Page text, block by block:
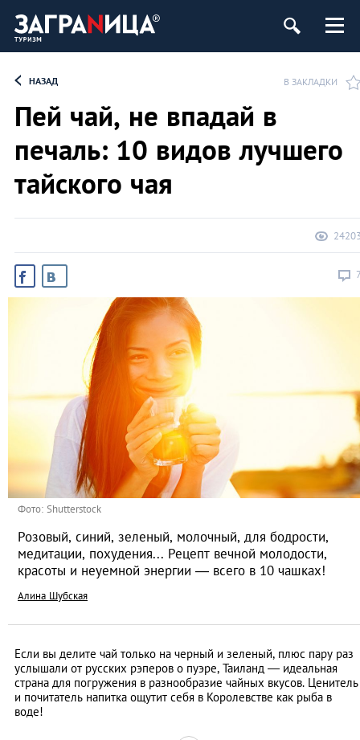
НАЗАД В ЗАКЛАДКИ
Пей чай, не впадай в
печаль: 10 видов лучшего
тайского чая
Фото: Shutterstock
Розовый, синий, зеленый, молочный, для бодрости,
медитации, похудения... Рецепт вечной молодости,
красоты и неуемной энергии — всего в 10 чашках!
Алина Шубская
Если вы делите чай только на черный и зеленый, плюс пару раз
услышали от русских рэперов о пуэре, Таиланд — идеальная
страна для погружения в разнообразие чайных вкусов. Ценитель
и почитатель напитка ощутит себя в Королевстве как рыба в
воде!